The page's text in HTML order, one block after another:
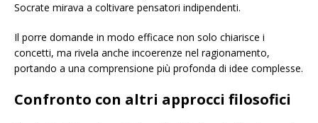
Socrate mirava a coltivare pensatori indipendenti.
Il porre domande in modo efficace non solo chiarisce i
concetti, ma rivela anche incoerenze nel ragionamento,
portando a una comprensione più profonda di idee complesse.
Confronto con altri approcci filosofici